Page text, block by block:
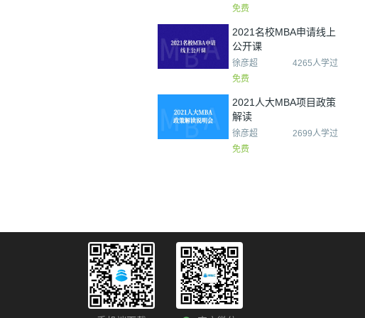
免费
2021名校MBA申请线上
公开课
徐彦超
4265人学过
免费
2021人大MBA项目政策
解读
徐彦超
2699人学过
免费